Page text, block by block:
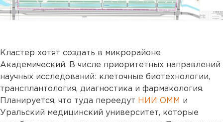
Кластер хотят создать в микрорайоне
Академический. В числе приоритетных направлений
научных исследований: клеточные биотехнологии,
трансплантология, диагностика и фармакология.
Планируется, что туда переедут НИИ ОММ и
Уральский медицинский университет, которые